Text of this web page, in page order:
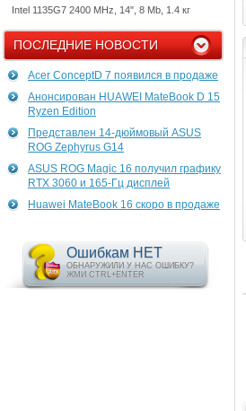
Intel 1135G7 2400 MHz, 14", 8 Mb, 1.4 кг
ПОСЛЕДНИЕ НОВОСТИ
Acer ConceptD 7 появился в продаже
Анонсирован HUAWEI MateBook D 15
Ryzen Edition
Представлен 14-дюймовый ASUS
ROG Zephyrus G14
ASUS ROG Magic 16 получил графику
RTX 3060 и 165-Гц дисплей
Huawei MateBook 16 скоро в продаже
Ошибкам НЕТ
ОБНАРУЖИЛИ У НАС ОШИБКУ?
ЖМИ CTRL+ENTER